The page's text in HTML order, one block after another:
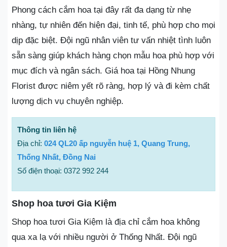
Phong cách cắm hoa tại đây rất đa dạng từ nhẹ
nhàng, tự nhiên đến hiện đại, tinh tế, phù hợp cho mọi
dịp đặc biệt. Đội ngũ nhân viên tư vấn nhiệt tình luôn
sẵn sàng giúp khách hàng chọn mẫu hoa phù hợp với
mục đích và ngân sách. Giá hoa tại Hồng Nhung
Florist được niêm yết rõ ràng, hợp lý và đi kèm chất
lượng dịch vụ chuyên nghiệp.
Thông tin liên hệ
Địa chỉ: 024 QL20 ấp nguyễn huệ 1, Quang Trung,
Thống Nhất, Đồng Nai
Số điện thoại: 0372 992 244
Shop hoa tươi Gia Kiệm
Shop hoa tươi Gia Kiệm là địa chỉ cắm hoa không
qua xa lạ với nhiều người ở Thống Nhất. Đội ngũ